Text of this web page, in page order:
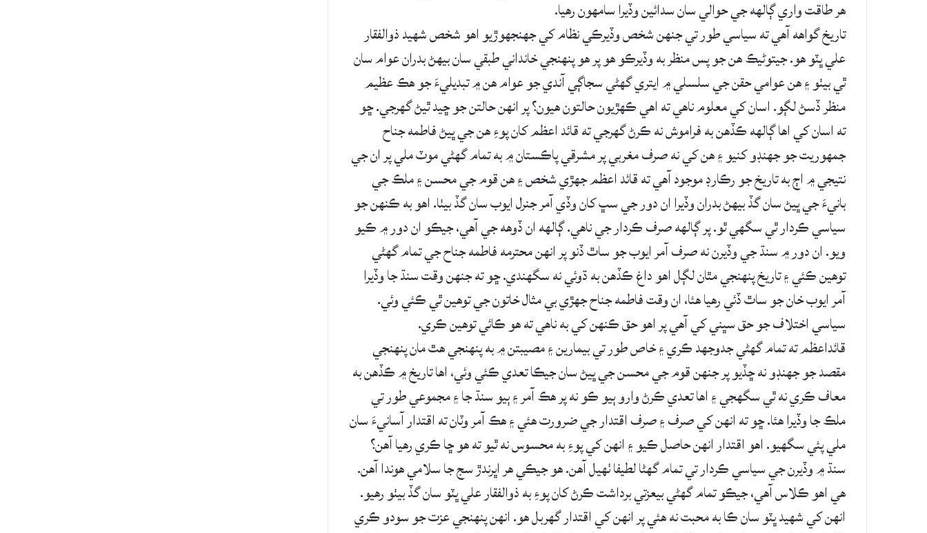
هر طاقت واري ڳالهه جي حوالي سان سدائين وڏيرا سامهون رهيا.
تاريخ گواهه آهي ته سياسي طور تي جنهن شخص وڏيرڪي نظام کي جهنجهوڙيو اهو شخص شهيد ذوالفقار
علي ڀٽو هو. جيتوڻيڪ هن جو پس منظر به وڏيرڪو هو پر هو پنهنجي خانداني طبقي سان بيهڻ بدران عوام سان
ٿي بيٺو ۽ هن عوامي حقن جي سلسلي ۾ ايتري گهڻي سجاڳي آندي جو عوام هن ۾ تبديليءَ جو هڪ عظيم
منظر ڏسڻ لڳو. اسان کي معلوم ناهي ته اهي ڪهڙيون حالتون هيون؟ پر انهن حالتن جو ڇيد ٿيڻ گهرجي. ڇو
ته اسان کي اها ڳالهه ڪڏهن به فراموش نه ڪرڻ گهرجي ته قائد اعظم کان پوءِ هن جي ڀيڻ فاطمه جناح
جمهوريت جو جهنڊو کنيو ۽ هن کي نه صرف مغربي پر مشرقي پاڪستان ۾ به تمام گهڻي موٽ ملي پر ان جي
نتيجي ۾ اڄ به تاريخ جو رڪارڊ موجود آهي ته قائد اعظم جهڙي شخص ۽ هن قوم جي محسن ۽ ملڪ جي
بانيءَ جي ڀيڻ سان گڏ بيهڻ بدران وڏيرا ان دور جي سڀ کان وڏي آمر جنرل ايوب سان گڏ بيٺا. اهو به ڪنهن جو
سياسي ڪردار ٿي سگهي ٿو. پر ڳالهه صرف ڪردار جي ناهي. ڳالهه ان ڏوهه جي آهي، جيڪو ان دور ۾ ڪيو
ويو. ان دور ۾ سنڌ جي وڏيرن نه صرف آمر ايوب جو ساٿ ڏنو پر انهن محترمه فاطمه جناح جي تمام گهڻي
توهين ڪئي ۽ تاريخ پنهنجي مٿان لڳل اهو داغ ڪڏهن به ڌوئي نه سگهندي. ڇو ته جنهن وقت سنڌ جا وڏيرا
آمر ايوب خان جو ساٿ ڏئي رهيا هئا، ان وقت فاطمه جناح جهڙي بي مثال خاتون جي توهين ٿي ڪئي وئي.
سياسي اختلاف جو حق سڀني کي آهي پر اهو حق ڪنهن کي به ناهي ته هو ڪائي توهين ڪري.
قائداعظم ته تمام گهڻي جدوجهد ڪري ۽ خاص طور تي بيمارين ۽ مصيبتن ۾ به پنهنجي هٿ مان پنهنجي
مقصد جو جهنڊو نه ڇڏيو پر جنهن قوم جي محسن جي ڀيڻ سان جيڪا تعدي ڪئي وئي، اها تاريخ ۾ ڪڏهن به
معاف ڪري نه ٿي سگهجي ۽ اها تعدي ڪرڻ وارو ٻيو ڪو نه پر هڪ آمر ۽ ٻيو سنڌ جا ۽ مجموعي طور تي
ملڪ جا وڏيرا هئا. ڇو ته انهن کي صرف ۽ صرف اقتدار جي ضرورت هئي ۽ هڪ آمر وٽان ته اقتدار آسانيءَ سان
ملي پئي سگهيو. اهو اقتدار انهن حاصل ڪيو ۽ انهن کي پوءِ به محسوس نه ٿيو ته هو ڇا ڪري رهيا آهن؟
سنڌ ۾ وڏيرن جي سياسي ڪردار تي تمام گهڻا لطيفا ٺهيل آهن. هو جيڪي هر اڀرندڙ سج جا سلامي هوندا آهن.
هي اهو ڪلاس آهي، جيڪو تمام گهڻي بيعزتي برداشت ڪرڻ کان پوءِ به ذوالفقار علي ڀٽو سان گڏ بيٺو رهيو.
انهن کي شهيد ڀٽو سان ڪا به محبت نه هئي پر انهن کي اقتدار گهربل هو. انهن پنهنجي عزت جو سودو ڪري